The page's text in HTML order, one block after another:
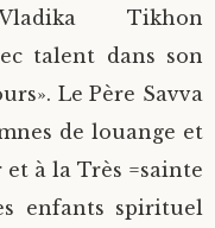
Tikhon
talent dans son
Le Père Savva
de louange et
et à la Très =sainte
enfants spirituel